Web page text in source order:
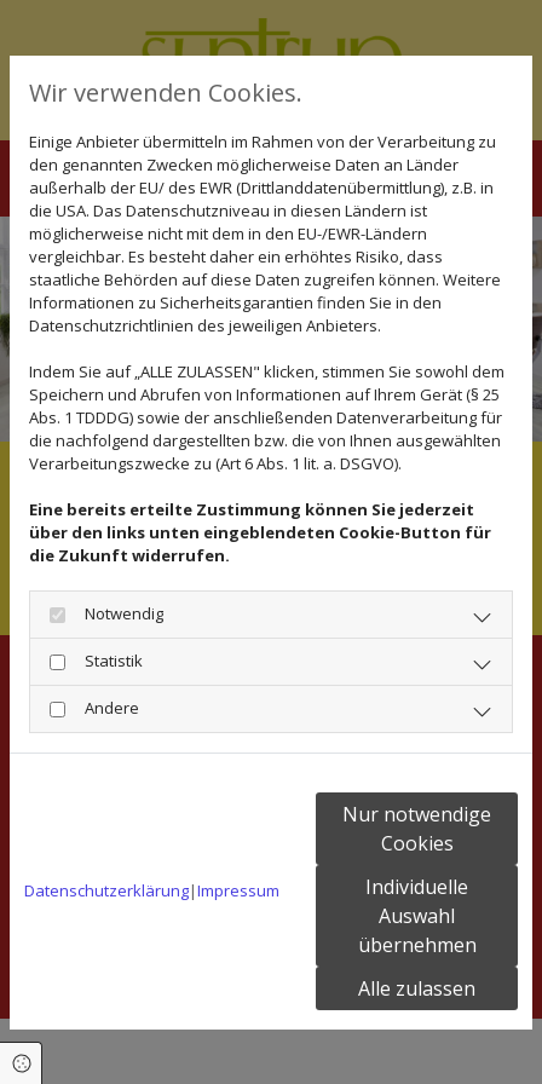
Galerie
Suntrup Teppich- und Tapetenstudio
Ostmarkstr. 97
info@teppich-suntrup.de
Wir verwenden Cookies.
Einige Anbieter übermitteln im Rahmen von der Verarbeitung zu
den genannten Zwecken möglicherweise Daten an Länder
außerhalb der EU/ des EWR (Drittlanddatenübermittlung), z.B. in
die USA. Das Datenschutzniveau in diesen Ländern ist
möglicherweise nicht mit dem in den EU-/EWR-Ländern
vergleichbar. Es besteht daher ein erhöhtes Risiko, dass
staatliche Behörden auf diese Daten zugreifen können. Weitere
Informationen zu Sicherheitsgarantien finden Sie in den
Datenschutzrichtlinien des jeweiligen Anbieters.
Indem Sie auf „ALLE ZULASSEN" klicken, stimmen Sie sowohl dem
Speichern und Abrufen von Informationen auf Ihrem Gerät (§ 25
Abs. 1 TDDDG) sowie der anschließenden Datenverarbeitung für
die nachfolgend dargestellten bzw. die von Ihnen ausgewählten
Verarbeitungszwecke zu (Art 6 Abs. 1 lit. a. DSGVO).
Eine bereits erteilte Zustimmung können Sie jederzeit
über den links unten eingeblendeten Cookie-Button für
die Zukunft widerrufen.
Notwendig
Statistik
Andere
Datenschutzerklärung|Impressum
Nur notwendige
Cookies
Individuelle
Auswahl
übernehmen
Alle zulassen